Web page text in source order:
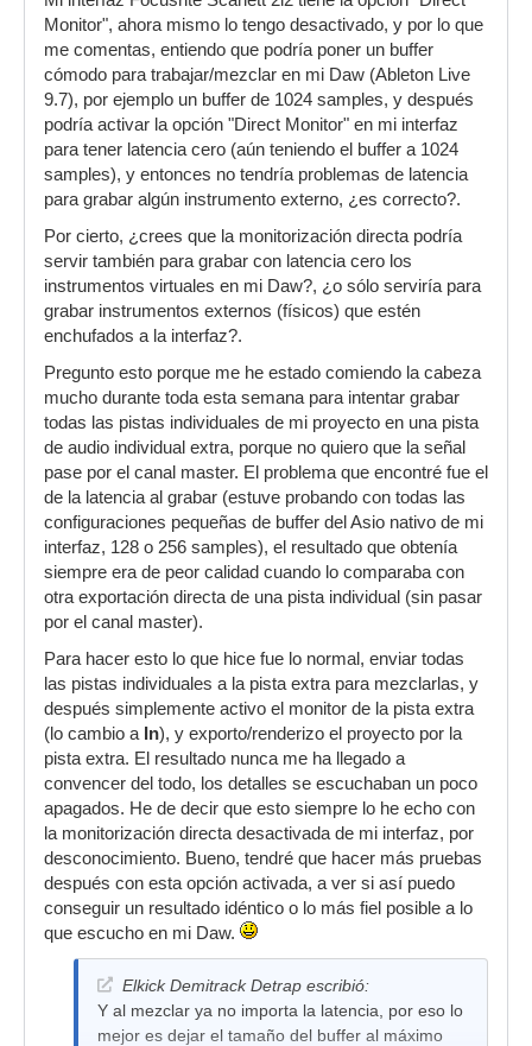
Monitor", ahora mismo lo tengo desactivado, y por lo que
me comentas, entiendo que podría poner un buffer
cómodo para trabajar/mezclar en mi Daw (Ableton Live
9.7), por ejemplo un buffer de 1024 samples, y después
podría activar la opción "Direct Monitor" en mi interfaz
para tener latencia cero (aún teniendo el buffer a 1024
samples), y entonces no tendría problemas de latencia
para grabar algún instrumento externo, ¿es correcto?.
Por cierto, ¿crees que la monitorización directa podría
servir también para grabar con latencia cero los
instrumentos virtuales en mi Daw?, ¿o sólo serviría para
grabar instrumentos externos (físicos) que estén
enchufados a la interfaz?.
Pregunto esto porque me he estado comiendo la cabeza
mucho durante toda esta semana para intentar grabar
todas las pistas individuales de mi proyecto en una pista
de audio individual extra, porque no quiero que la señal
pase por el canal master. El problema que encontré fue el
de la latencia al grabar (estuve probando con todas las
configuraciones pequeñas de buffer del Asio nativo de mi
interfaz, 128 o 256 samples), el resultado que obtenía
siempre era de peor calidad cuando lo comparaba con
otra exportación directa de una pista individual (sin pasar
por el canal master).
Para hacer esto lo que hice fue lo normal, enviar todas
las pistas individuales a la pista extra para mezclarlas, y
después simplemente activo el monitor de la pista extra
(lo cambio a In), y exporto/renderizo el proyecto por la
pista extra. El resultado nunca me ha llegado a
convencer del todo, los detalles se escuchaban un poco
apagados. He de decir que esto siempre lo he echo con
la monitorización directa desactivada de mi interfaz, por
desconocimiento. Bueno, tendré que hacer más pruebas
después con esta opción activada, a ver si así puedo
conseguir un resultado idéntico o lo más fiel posible a lo
que escucho en mi Daw.
Elkick Demitrack Detrap escribió:
Y al mezclar ya no importa la latencia, por eso lo
mejor es dejar el tamaño del buffer al máximo